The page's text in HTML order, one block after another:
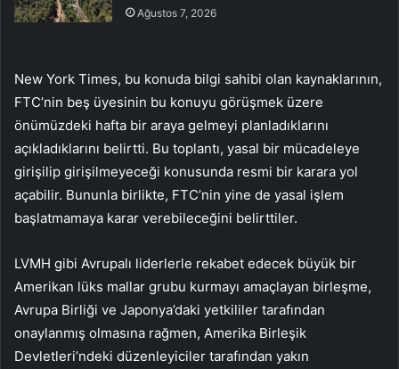
Ağustos 7, 2026
New York Times, bu konuda bilgi sahibi olan kaynaklarının,
FTC’nin beş üyesinin bu konuyu görüşmek üzere
önümüzdeki hafta bir araya gelmeyi planladıklarını
açıkladıklarını belirtti. Bu toplantı, yasal bir mücadeleye
girişilip girişilmeyeceği konusunda resmi bir karara yol
açabilir. Bununla birlikte, FTC’nin yine de yasal işlem
başlatmamaya karar verebileceğini belirttiler.
LVMH gibi Avrupalı liderlerle rekabet edecek büyük bir
Amerikan lüks mallar grubu kurmayı amaçlayan birleşme,
Avrupa Birliği ve Japonya’daki yetkililer tarafından
onaylanmış olmasına rağmen, Amerika Birleşik
Devletleri’ndeki düzenleyiciler tarafından yakın